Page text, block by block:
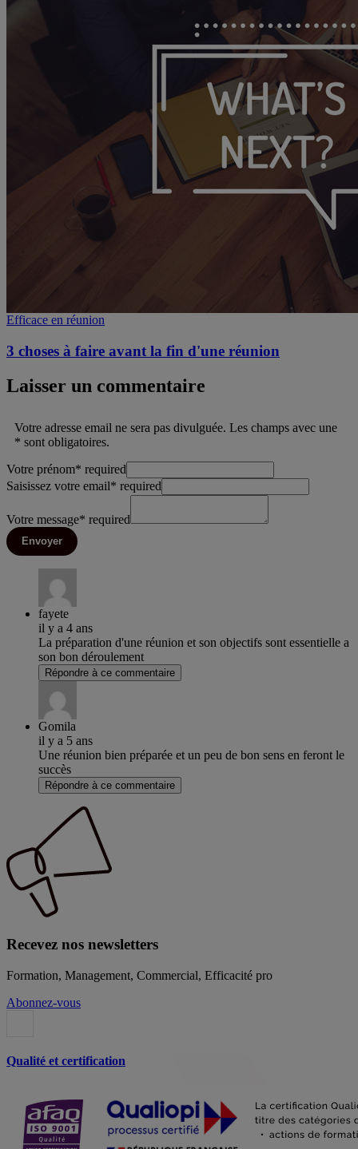
Efficace en réunion
3 choses à faire avant la fin d'une réunion
Laisser un commentaire
Votre adresse email ne sera pas divulguée. Les champs avec une
* sont obligatoires.
Votre prénom* required
Saisissez votre email* required
Votre message* required
Envoyer
fayete
il y a 4 ans
La préparation d'une réunion et son objectifs sont essentielle a
son bon déroulement
Répondre à ce commentaire
Gomila
il y a 5 ans
Une réunion bien préparée et un peu de bon sens en feront le
succès
Répondre à ce commentaire
Recevez nos newsletters
Formation, Management, Commercial, Efficacité pro
Abonnez-vous
Qualité et certification